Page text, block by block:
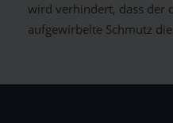
wird verhindert, dass der
aufgewirbelte Schmutz